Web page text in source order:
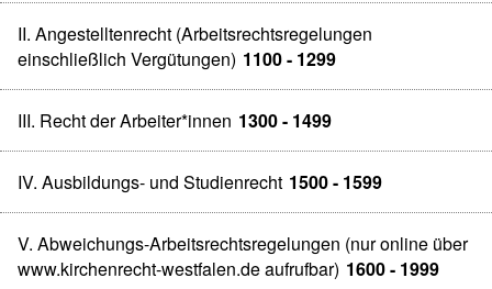
II. Angestelltenrecht (Arbeitsrechtsregelungen
einschließlich Vergütungen) 1100 - 1299
III. Recht der Arbeiter*innen 1300 - 1499
IV. Ausbildungs- und Studienrecht 1500 - 1599
V. Abweichungs-Arbeitsrechtsregelungen (nur online über
www.kirchenrecht-westfalen.de aufrufbar) 1600 - 1999